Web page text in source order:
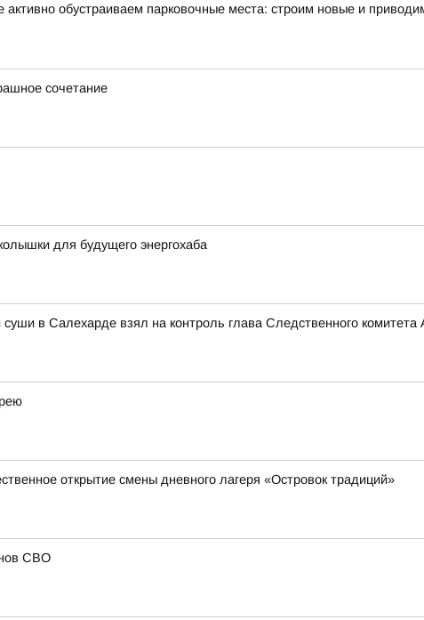
обустраиваем парковочные места: строим новые и
сочетание
для будущего энергохаба
в Салехарде взял на контроль глава Следственного комитета
открытие смены дневного лагеря «Островок традиций»
СВО